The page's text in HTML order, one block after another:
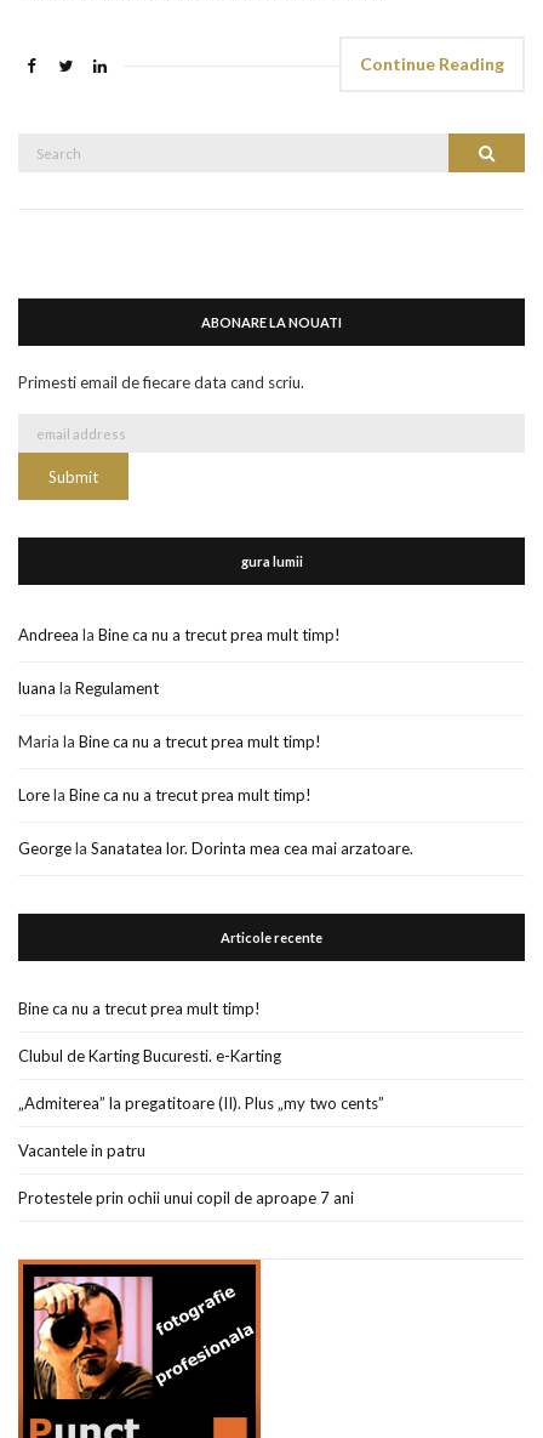
Continue Reading
Search
ABONARE LA NOUATI
Primesti email de fiecare data cand scriu.
gura lumii
Andreea la Bine ca nu a trecut prea mult timp!
luana la Regulament
Maria la Bine ca nu a trecut prea mult timp!
Lorela Bine ca nu a trecut prea mult timp!
Georgela Sanatatea lor. Dorinta mea cea mai arzatoare.
Articole recente
Bine ca nu a trecut prea mult timp!
Clubul de Karting Bucuresti. e-Karting
„Admiterea” la pregatitoare (II). Plus „my two cents”
Vacantele in patru
Protestele prin ochii unui copil de aproape 7 ani